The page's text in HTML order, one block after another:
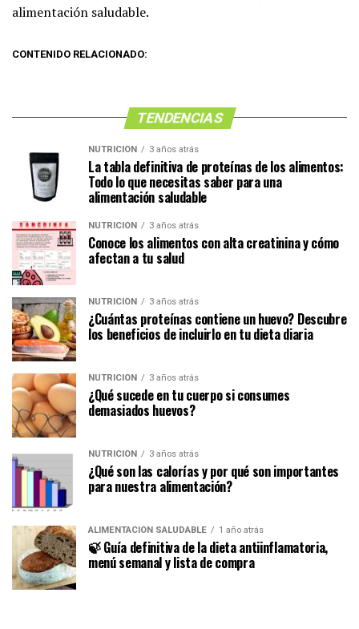
alimentación saludable.
CONTENIDO RELACIONADO:
TENDENCIAS
NUTRICIÓN 3 años atrás
La tabla definitiva de proteínas de los alimentos:
Todo lo que necesitas saber para una
alimentación saludable
NUTRICIÓN 3 años atrás
Conoce los alimentos con alta creatinina y cómo
afectan a tu salud
NUTRICIÓN 3 años atrás
¿Cuántas proteínas contiene un huevo? Descubre
los beneficios de incluirlo en tu dieta diaria
NUTRICIÓN 3 años atrás
¿Qué sucede en tu cuerpo si consumes
demasiados huevos?
NUTRICIÓN 3 años atrás
¿Qué son las calorías y por qué son importantes
para nuestra alimentación?
ALIMENTACIÓN SALUDABLE 1 año atrás
🍃 Guía definitiva de la dieta antiinflamatoria,
menú semanal y lista de compra